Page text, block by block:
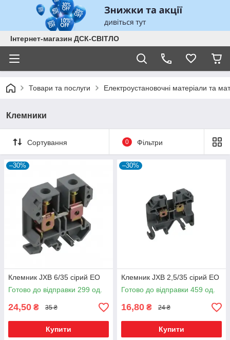
Інтернет-магазин ДСК-СВІТЛО
Товари та послуги Електроустановочні матеріали та
Клемники
Сортування 0 Фільтри
–30%
Клемник JXB 6/35 сірий ЕО
Готово до відправки 299 од.
24,50 ₴ 35 ₴
Купити
–30%
Клемник JXB 2,5/35 сірий ЕО
Готово до відправки 459 од.
16,80 ₴ 24 ₴
Купити